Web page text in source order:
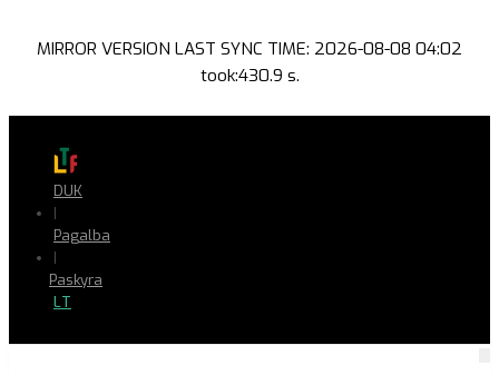
MIRROR VERSION LAST SYNC TIME: 2026-08-08 04:02
took:430.9 s.
DUK
|
Pagalba
|
Paskyra
LT